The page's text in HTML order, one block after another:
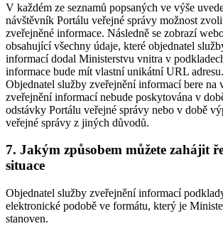
V každém ze seznamů popsaných ve výše
návštěvník Portálu veřejné správy možnost
zveřejněné informace. Následně se zobrazí
obsahující všechny údaje, které objednatel
informací dodal Ministerstvu vnitra v
informace bude mít vlastní unikátní URL adresu.
Objednatel služby zveřejnění informací bere na
zveřejnění informací nebude poskytována v
odstávky Portálu veřejné správy nebo v době
veřejné správy z jiných důvodů.
7. Jakým způsobem můžete zahájit
situace
Objednatel služby zveřejnění informací
elektronické podobě ve formátu, který je
stanoven.